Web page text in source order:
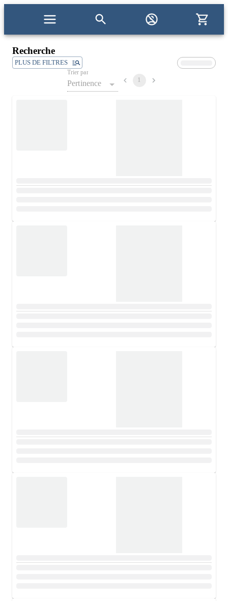
Recherche
PLUS DE FILTRES
Trier par
Pertinence 1